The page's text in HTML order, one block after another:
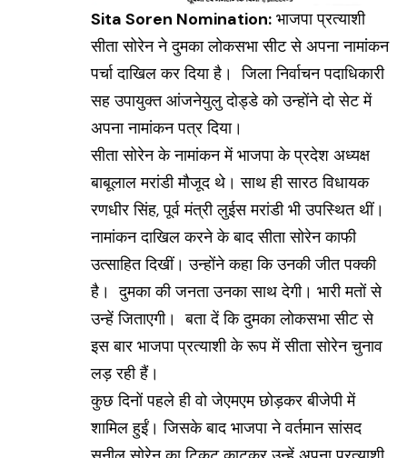
Sita Soren Nomination: भाजपा प्रत्याशी
सीता सोरेन ने दुमका लोकसभा सीट से अपना नामांकन
पर्चा दाखिल कर दिया है। जिला निर्वाचन पदाधिकारी
सह उपायुक्त आंजनेयुलु दोड्डे को उन्होंने दो सेट में
अपना नामांकन पत्र दिया।
सीता सोरेन के नामांकन में भाजपा के प्रदेश अध्यक्ष
बाबूलाल मरांडी मौजूद थे। साथ ही सारठ विधायक
रणधीर सिंह, पूर्व मंत्री लुईस मरांडी भी उपस्थित थीं।
नामांकन दाखिल करने के बाद सीता सोरेन काफी
उत्साहित दिखीं। उन्होंने कहा कि उनकी जीत पक्की
है। दुमका की जनता उनका साथ देगी। भारी मतों से
उन्हें जिताएगी। बता दें कि दुमका लोकसभा सीट से
इस बार भाजपा प्रत्याशी के रूप में सीता सोरेन चुनाव
लड़ रही हैं।
कुछ दिनों पहले ही वो जेएमएम छोड़कर बीजेपी में
शामिल हुईं। जिसके बाद भाजपा ने वर्तमान सांसद